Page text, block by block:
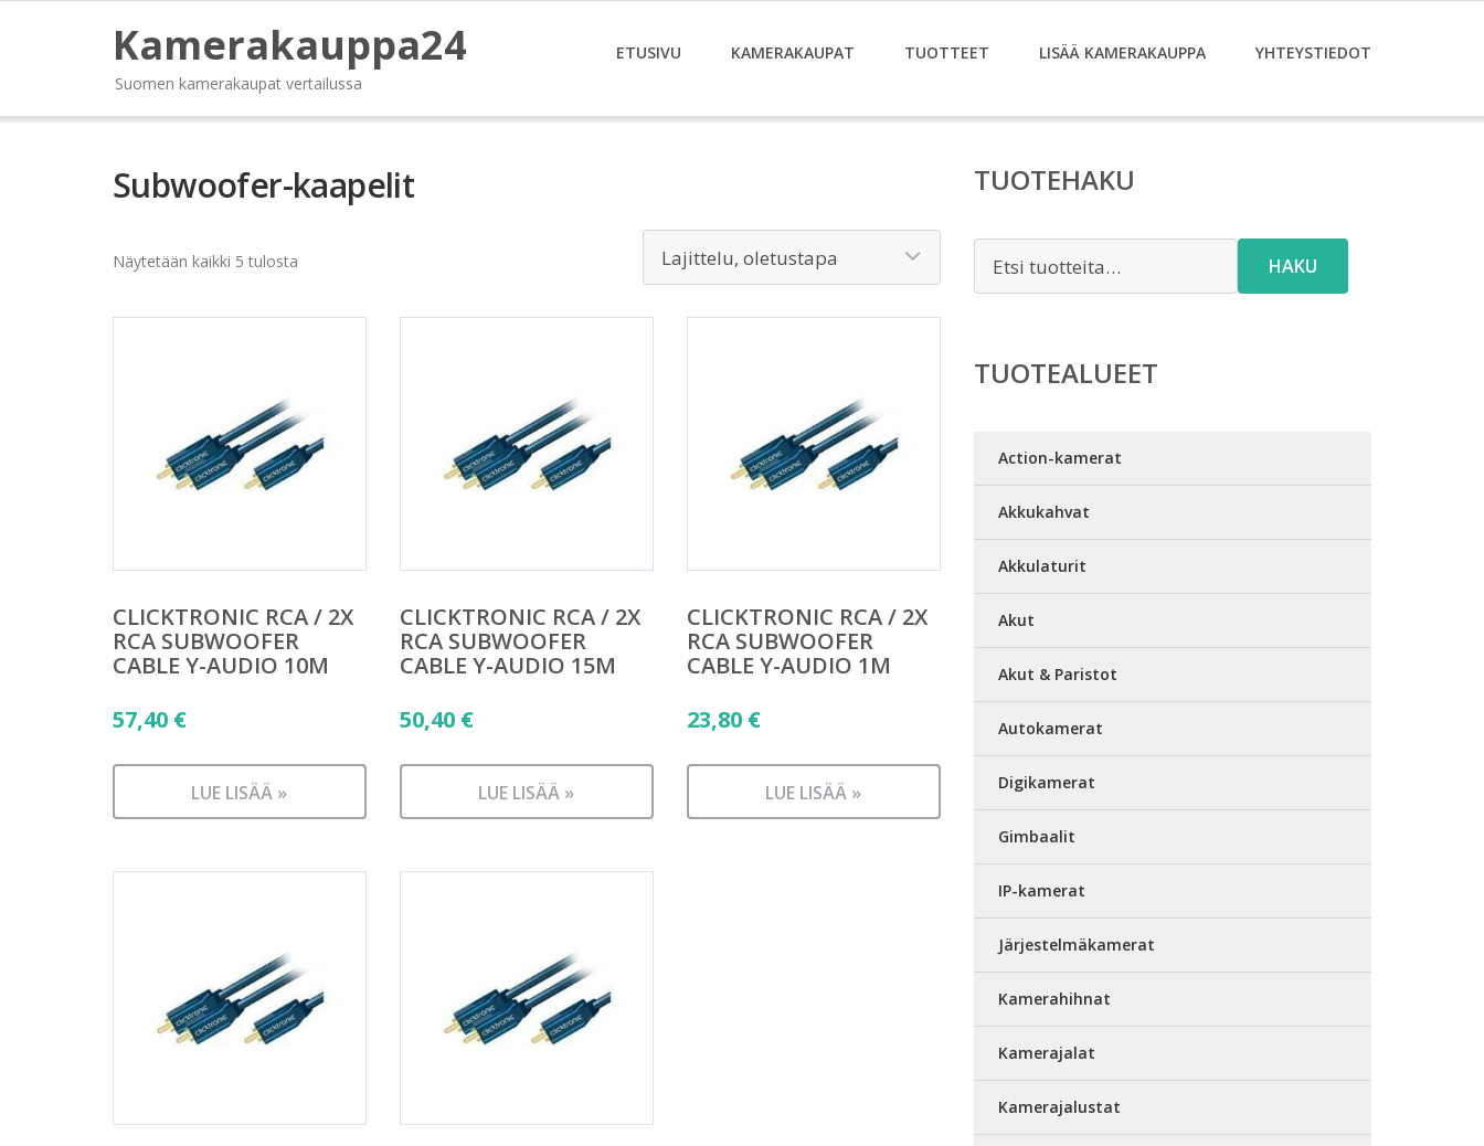
Kamerakauppa24
Suomen kamerakaupat vertailussa
ETUSIVU KAMERAKAUPAT TUOTTEET LISÄÄ KAMERAKAUPPA YHTEYSTIEDOT
Subwoofer-kaapelit
Näytetään kaikki 5 tulosta
CLICKTRONIC RCA / 2X
RCA SUBWOOFER
CABLE Y-AUDIO 10M
57,40 €
LUE LISÄÄ »
CLICKTRONIC RCA / 2X
RCA SUBWOOFER
CABLE Y-AUDIO 15M
50,40 €
LUE LISÄÄ »
CLICKTRONIC RCA / 2X
RCA SUBWOOFER
CABLE Y-AUDIO 1M
23,80 €
LUE LISÄÄ »
TUOTEHAKU
HAKU
TUOTEALUEET
Action-kamerat
Akkukahvat
Akkulaturit
Akut
Akut & Paristot
Autokamerat
Digikamerat
Gimbaalit
IP-kamerat
Järjestelmäkamerat
Kamerahihnat
Kamerajalat
Kamerajalustat